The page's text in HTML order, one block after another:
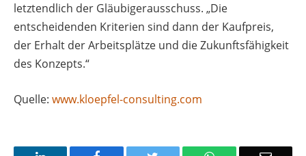
letztendlich der Gläubigerausschuss. „Die
entscheidenden Kriterien sind dann der Kaufpreis,
der Erhalt der Arbeitsplätze und die Zukunftsfähigkeit
des Konzepts.“
Quelle: www.kloepfel-consulting.com